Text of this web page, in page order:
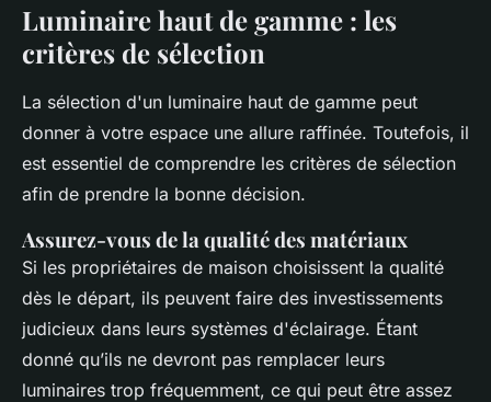
Luminaire haut de gamme : les
critères de sélection
La sélection d'un luminaire haut de gamme peut
donner à votre espace une allure raffinée. Toutefois, il
est essentiel de comprendre les critères de sélection
afin de prendre la bonne décision.
Assurez-vous de la qualité des matériaux
Si les propriétaires de maison choisissent la qualité
dès le départ, ils peuvent faire des investissements
judicieux dans leurs systèmes d'éclairage. Étant
donné qu’ils ne devront pas remplacer leurs
luminaires trop fréquemment, ce qui peut être assez